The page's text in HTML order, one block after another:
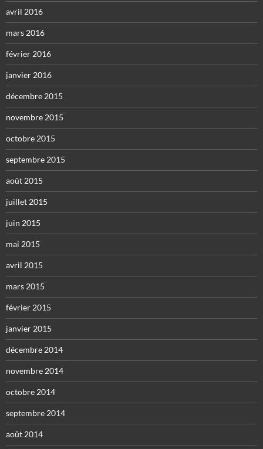
avril 2016
mars 2016
février 2016
janvier 2016
décembre 2015
novembre 2015
octobre 2015
septembre 2015
août 2015
juillet 2015
juin 2015
mai 2015
avril 2015
mars 2015
février 2015
janvier 2015
décembre 2014
novembre 2014
octobre 2014
septembre 2014
août 2014